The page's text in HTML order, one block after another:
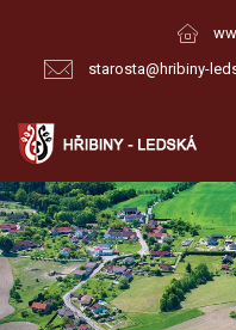
starosta@hribiny-